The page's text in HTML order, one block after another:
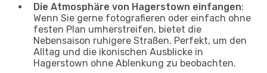
Die Atmosphäre von Hagerstown einfangen:
Wenn Sie gerne fotografieren oder einfach ohne
festen Plan umherstreifen, bietet die
Nebensaison ruhigere Straßen. Perfekt, um den
Alltag und die ikonischen Ausblicke in
Hagerstown ohne Ablenkung zu beobachten.